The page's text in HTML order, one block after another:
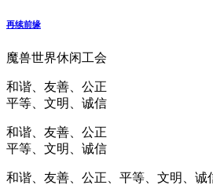
再续前缘
魔兽世界休闲工会
和谐、友善、公正
平等、文明、诚信
和谐、友善、公正
平等、文明、诚信
和谐、友善、公正、平等、文明、诚